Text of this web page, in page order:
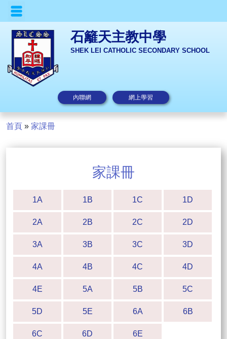
石籬天主教中學
SHEK LEI CATHOLIC SECONDARY SCHOOL
內聯網 網上學習
首頁 » 家課冊
家課冊
1A 1B 1C 1D
2A 2B 2C 2D
3A 3B 3C 3D
4A 4B 4C 4D
4E 5A 5B 5C
5D 5E 6A 6B
6C 6D 6E